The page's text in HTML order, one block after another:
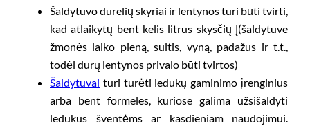
Šaldytuvo durelių skyriai ir lentynos turi būti tvirti,
kad atlaikytų bent kelis litrus skysčių Į(šaldytuve
žmonės laiko pieną, sultis, vyną, padažus ir t.t.,
todėl durų lentynos privalo būti tvirtos)
Šaldytuvai turi turėti ledukų gaminimo įrenginius
arba bent formeles, kuriose galima užsišaldyti
ledukus šventėms ar kasdieniam naudojimui.